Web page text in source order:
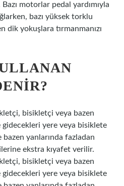
Bazı motorlar pedal yardımıyla
bazı yüksek torklu
dik yokuşlara tırmanmanızı
bisikletçi veya bazen
yere veya bisiklete
yanlarında fazladan
ekstra kıyafet verilir.
bisikletçi veya bazen
yere veya bisiklete